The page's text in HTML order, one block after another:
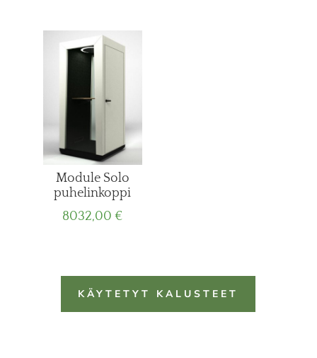
Module Solo
puhelinkoppi
8032,00€
KÄYTETYT KALUSTEET